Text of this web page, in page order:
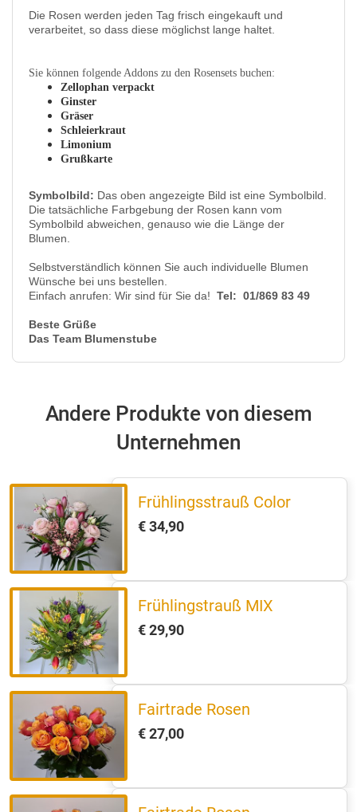
Die Rosen werden jeden Tag frisch eingekauft und
verarbeitet, so dass diese möglichst lange haltet.
Sie können folgende Addons zu den Rosensets buchen:
Zellophan verpackt
Ginster
Gräser
Schleierkraut
Limonium
Grußkarte
Symbolbild: Das oben angezeigte Bild ist eine Symbolbild.
Die tatsächliche Farbgebung der Rosen kann vom
Symbolbild abweichen, genauso wie die Länge der
Blumen.
Selbstverständlich können Sie auch individuelle Blumen
Wünsche bei uns bestellen.
Einfach anrufen: Wir sind für Sie da! Tel: 01/869 83 49
Beste Grüße
Das Team Blumenstube
Andere Produkte von diesem
Unternehmen
Frühlingsstrauß Color
€ 34,90
Frühlingstrauß MIX
€ 29,90
Fairtrade Rosen
€ 27,00